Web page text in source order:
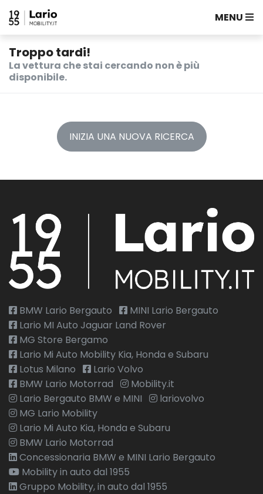
MENU
Troppo tardi!
La vettura che stai cercando non è più
disponibile.
INIZIA UNA NUOVA RICERCA
BMW Lario Bergauto
MINI Lario Bergauto
Lario MI Auto Jaguar Land Rover
MG Store Bergamo
Lario Mi Auto Mobility Kia, Honda e Subaru
Lotus Milano
Lario Volvo
BMW Lario Motorrad
Mobility.it
Lario Bergauto BMW e MINI
lariovolvo
MG Lario Mobility
Lario Mi Auto Kia, Honda e Subaru
BMW Lario Motorrad
Concessionaria BMW e MINI Lario Bergauto
Mobility in auto dal 1955
Gruppo Mobility, in auto dal 1955